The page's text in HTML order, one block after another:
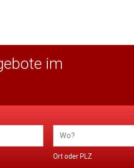
im
Ort oder PLZ